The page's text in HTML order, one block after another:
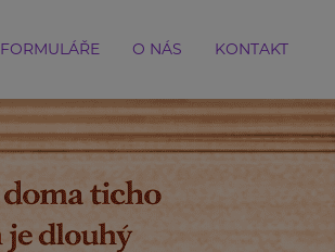
FORMULÁŘE O NÁS KONTAKT